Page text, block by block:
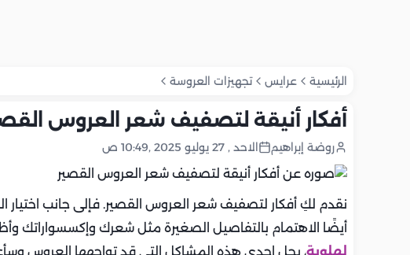
الرئيسية عرايس تجهيزات العروسة
أفكار أنيقة لتصفيف شعر العروس
روضة إبراهيم الاحد , 27 يوليو 2025 ,10:49 ص
نقدم لكِ أفكار لتصفيف شعر العروس القصير. فإلى جانب
أيضًا الاهتمام بالتفاصيل الصغيرة مثل شعرك وإكسسواراتك
لهلوبة، بحل إحدى هذه المشاكل التي قد تواجهها العروس